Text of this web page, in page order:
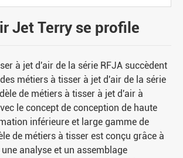
Jet Terry se profile
à jet d'air de la série RFJA succèdent
métiers à tisser à jet d'air de la série
de métiers à tisser à jet d'air à
le concept de conception de haute
inférieure et large gamme de
de métiers à tisser est conçu grâce à
analyse et un assemblage